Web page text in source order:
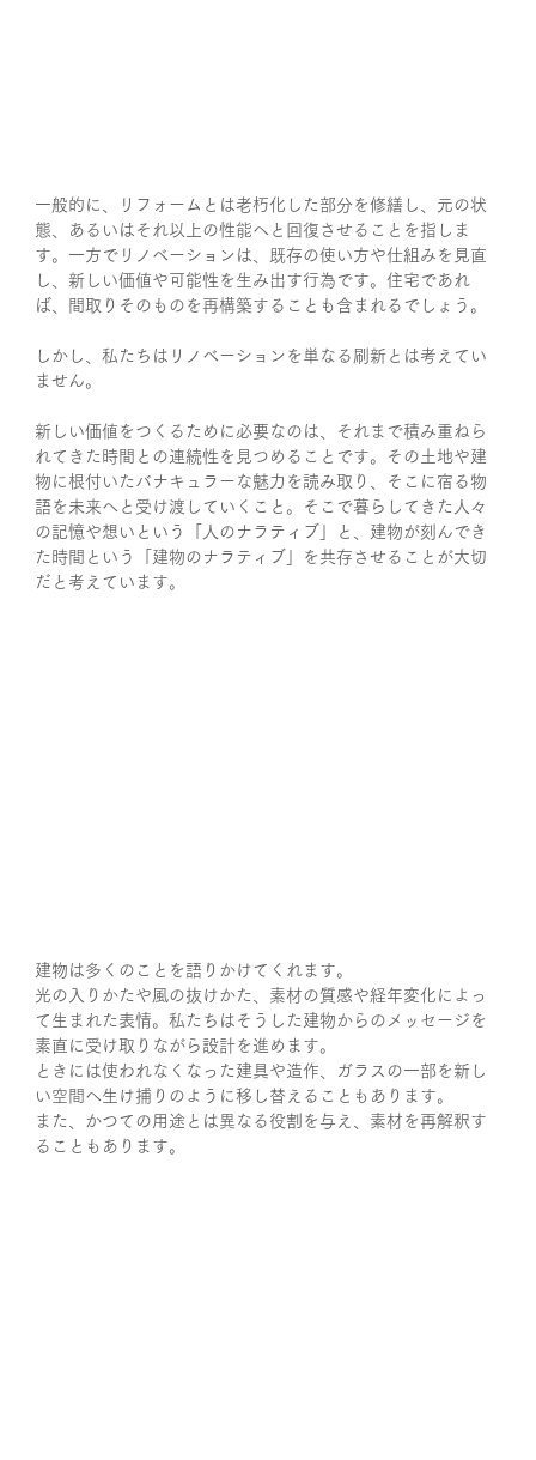
一般的に、リフォームとは老朽化した部分を修繕し、元の状
態、あるいはそれ以上の性能へと回復させることを指しま
す。一方でリノベーションは、既存の使い方や仕組みを見直
し、新しい価値や可能性を生み出す行為です。住宅であれ
ば、間取りそのものを再構築することも含まれるでしょう。
しかし、私たちはリノベーションを単なる刷新とは考えてい
ません。
新しい価値をつくるために必要なのは、それまで積み重ねら
れてきた時間との連続性を見つめることです。その土地や建
物に根付いたバナキュラーな魅力を読み取り、そこに宿る物
語を未来へと受け渡していくこと。そこで暮らしてきた人々
の記憶や想いという「人のナラティブ」と、建物が刻んでき
た時間という「建物のナラティブ」を共存させることが大切
だと考えています。
建物は多くのことを語りかけてくれます。
光の入りかたや風の抜けかた、素材の質感や経年変化によっ
て生まれた表情。私たちはそうした建物からのメッセージを
素直に受け取りながら設計を進めます。
ときには使われなくなった建具や造作、ガラスの一部を新し
い空間へ生け捕りのように移し替えることもあります。
また、かつての用途とは異なる役割を与え、素材を再解釈す
ることもあります。